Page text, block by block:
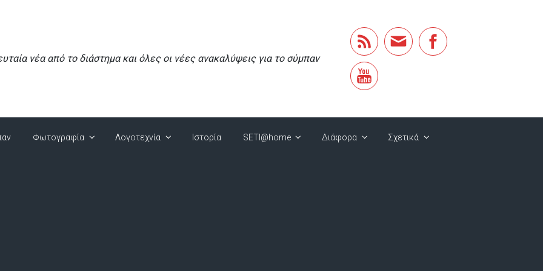
νέα από το διάστημα και όλες οι νέες ανακαλύψεις για το σύμπαν
Φωτογραφία Λογοτεχνία Ιστορία SETI@home Διάφορα Σχετικά